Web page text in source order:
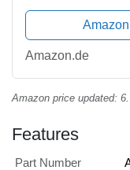
Amazon.de
Amazon price updated:
Features
Part Number